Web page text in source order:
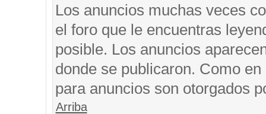
Los anuncios muchas veces
el foro que le encuentras
posible. Los anuncios
donde se publicaron. Como
para anuncios son otorgados
Arriba